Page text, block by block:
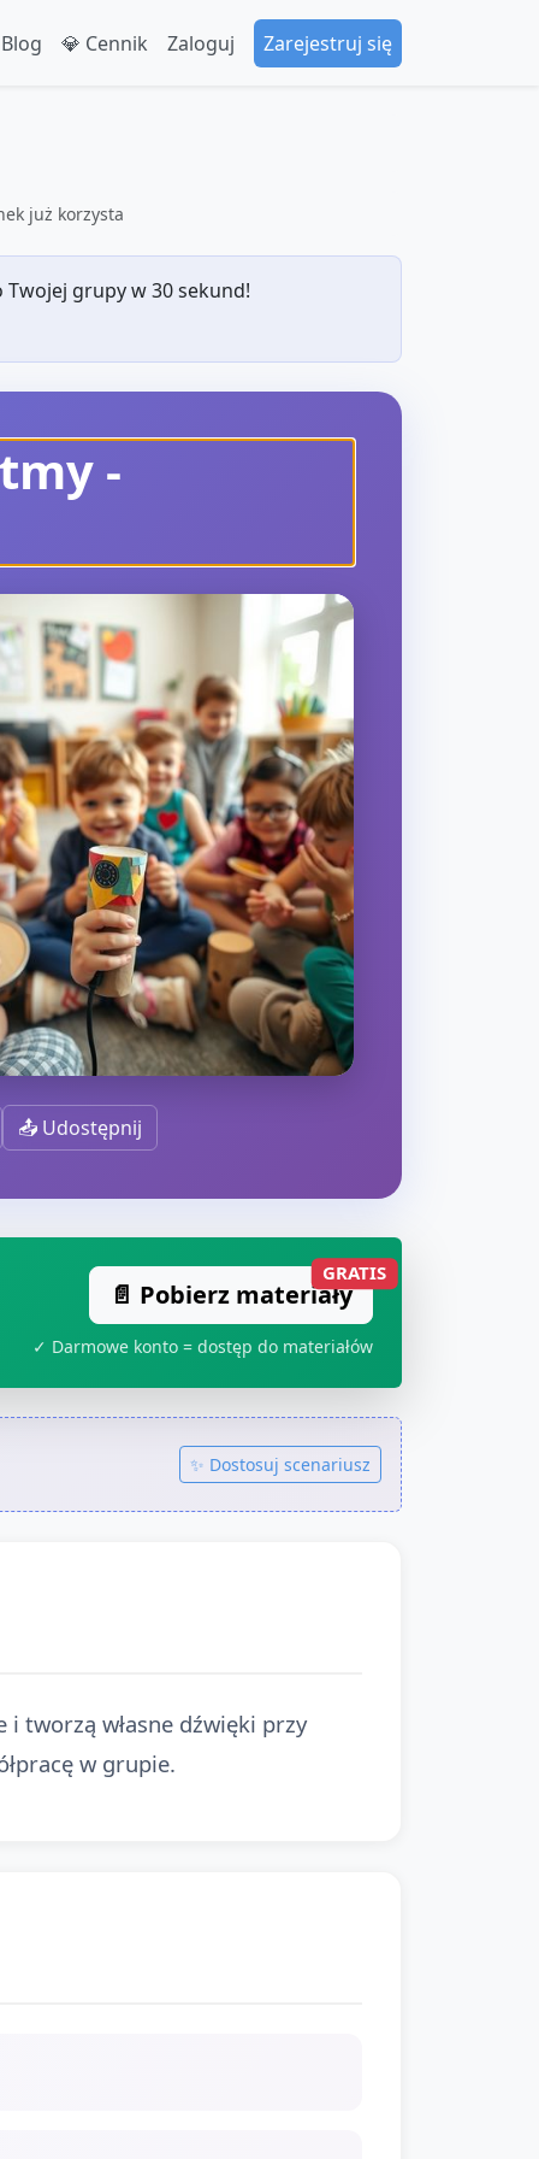
💎 Cennik Zaloguj Zarejestruj się
już korzysta
grupy w 30 sekund!
-
📤 Udostępnij
📄 Pobierz materiały
GRATIS
✓ Darmowe konto = dostęp do materiałów
✨ Dostosuj scenariusz
tworzą własne dźwięki przy
w grupie.